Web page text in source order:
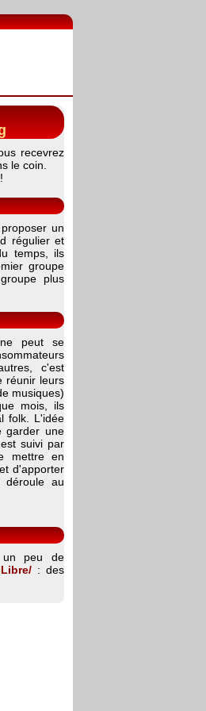
recevrez
le coin.
un
régulier et
temps, ils
groupe
plus
peut se
c'est
réunir leurs
musiques)
mois, ils
folk. L'idée
garder une
suivi par
mettre en
d'apporter
au
un peu de
: des